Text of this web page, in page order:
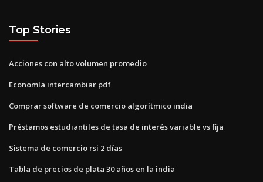
Top Stories
Acciones con alto volumen promedio
Economía intercambiar pdf
Comprar software de comercio algorítmico india
Préstamos estudiantiles de tasa de interés variable vs fija
Sistema de comercio rsi 2 días
Tabla de precios de plata 30 años en la india